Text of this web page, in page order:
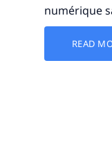
numérique
READ